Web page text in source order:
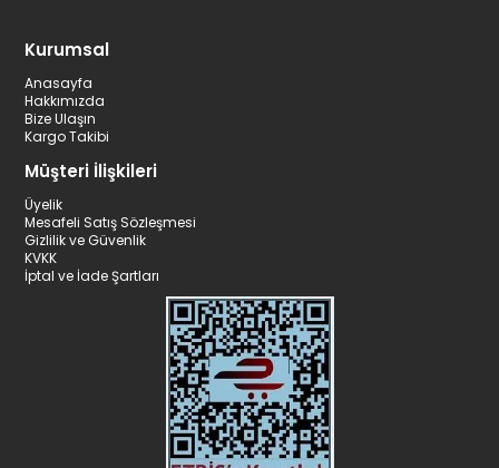
Kurumsal
Anasayfa
Hakkımızda
Bize Ulaşın
Kargo Takibi
Müşteri İlişkileri
Üyelik
Mesafeli Satış Sözleşmesi
Gizlilik ve Güvenlik
KVKK
İptal ve İade Şartları